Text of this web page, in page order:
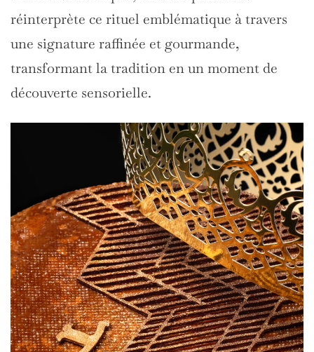
réinterprète ce rituel emblématique à travers
une signature raffinée et gourmande,
transformant la tradition en un moment de
découverte sensorielle.